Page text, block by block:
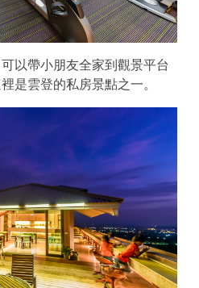
以帶小朋友全家到觀景平台
是雲登的私房景點之一。